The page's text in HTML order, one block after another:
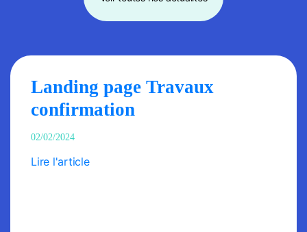
Landing page Travaux
confirmation
02/02/2024
Lire l'article